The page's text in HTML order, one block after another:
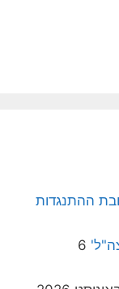
ההתנגדות
6